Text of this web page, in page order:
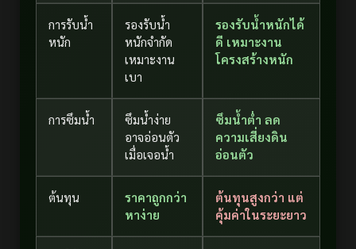
การรับน้ำ
หนัก
รองรับน้ำ
หนักจำกัด
เหมาะงาน
เบา
รองรับน้ำหนักได้
ดี เหมาะงาน
โครงสร้างหนัก
การซึมน้ำ
ซึมน้ำง่าย
อาจอ่อนตัว
เมื่อเจอน้ำ
ซึมน้ำต่ำ ลด
ความเสี่ยงดิน
อ่อนตัว
ต้นทุน
ราคาถูกกว่า
หาง่าย
ต้นทุนสูงกว่า แต่
คุ้มค่าในระยะยาว